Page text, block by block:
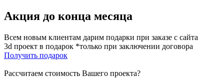
Акция до конца месяца
Всем новым клиентам дарим подарки при заказе с сайта
3d проект в подарок *только при заключении договора
Получить подарок
Рассчитаем стоимость Вашего проекта?